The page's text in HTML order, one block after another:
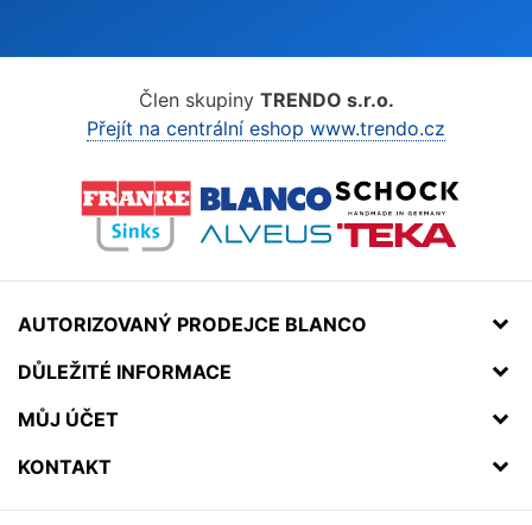
Člen skupiny TRENDO s.r.o.
Přejít na centrální eshop www.trendo.cz
AUTORIZOVANÝ PRODEJCE BLANCO
DŮLEŽITÉ INFORMACE
MŮJ ÚČET
KONTAKT